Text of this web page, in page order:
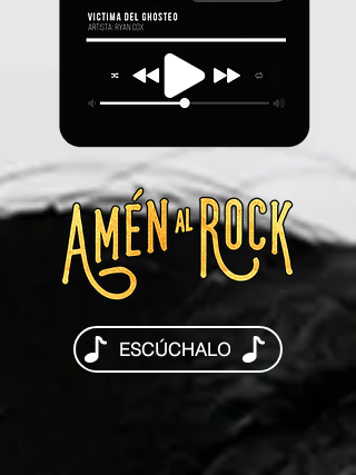
ESCÚCHALO